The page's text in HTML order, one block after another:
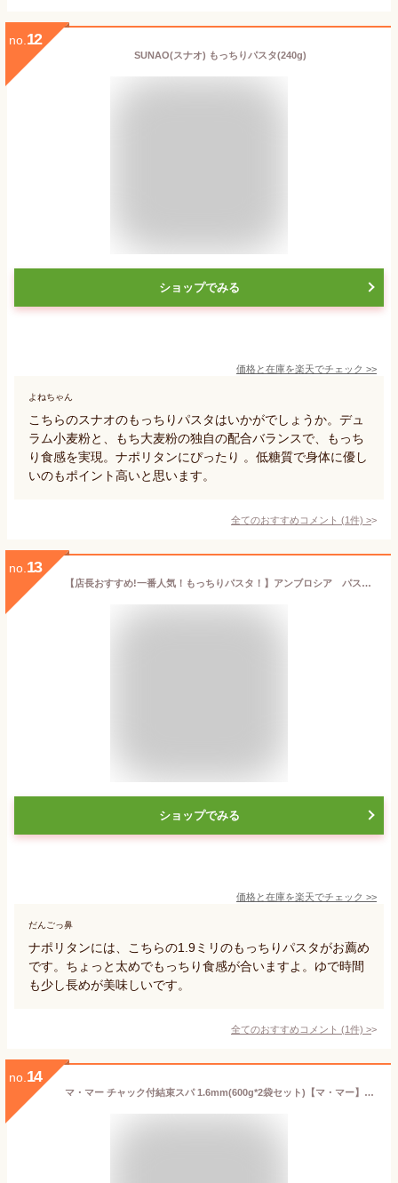
no. 12
SUNAO(スナオ) もっちりパスタ(240g)
ショップでみる
価格と在庫を楽天でチェック >>
よねちゃん
こちらのスナオのもっちりパスタはいかがでしょうか。デュ
ラム小麦粉と、もち大麦粉の独自の配合バランスで、もっち
り食感を実現。ナポリタンにぴったり 。低糖質で身体に優し
いのもポイント高いと思います。
全てのおすすめコメント (1件) >
no. 13
【店長おすすめ!一番人気！もっちりパスタ！】アンブロシア パスタ スパゲティ(ブロンズタイプ)1.9mm 500g
ショップでみる
価格と在庫を楽天でチェック >>
だんごっ鼻
ナポリタンには、こちらの1.9ミリのもっちりパスタがお薦め
です。ちょっと太めでもっちり食感が合いますよ。ゆで時間
も少し長めが美味しいです。
全てのおすすめコメント (1件) >
no. 14
マ・マー チャック付結束スパ 1.6mm(600g*2袋セット)【マ・マー】[パスタ スパゲティ スパゲティ]